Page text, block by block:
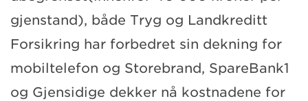
gjenstand), både Tryg og Landkreditt
Forsikring har forbedret sin dekning for
mobiltelefon og Storebrand, SpareBank1
og Gjensidige dekker nå kostnadene for